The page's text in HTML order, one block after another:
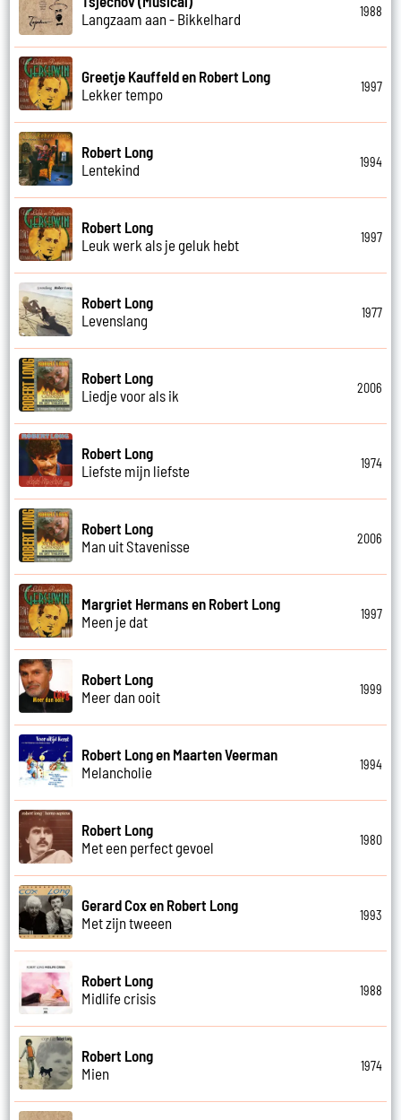
Langzaam aan - Bikkelhard
1988
Greetje Kauffeld en Robert Long
Lekker tempo
1997
Robert Long
Lentekind
1994
Robert Long
Leuk werk als je geluk hebt
1997
Robert Long
Levenslang
1977
Robert Long
Liedje voor als ik
2006
Robert Long
Liefste mijn liefste
1974
Robert Long
Man uit Stavenisse
2006
Margriet Hermans en Robert Long
Meen je dat
1997
Robert Long
Meer dan ooit
1999
Robert Long en Maarten Veerman
Melancholie
1994
Robert Long
Met een perfect gevoel
1980
Gerard Cox en Robert Long
Met zijn tweeen
1993
Robert Long
Midlife crisis
1988
Robert Long
Mien
1974